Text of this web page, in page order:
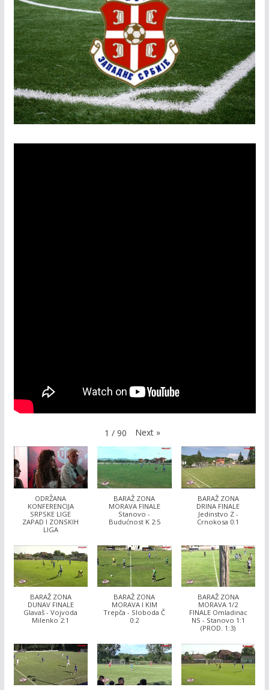
1 / 90 Next »
ODRŽANA
KONFERENCIJA
SRPSKE LIGE
ZAPAD I ZONSKIH
LIGA
BARAŽ ZONA
MORAVA FINALE
Stanovo -
Budućnost K 2:5
BARAŽ ZONA
DRINA FINALE
Jedinstvo Z -
Crnokosa 0:1
BARAŽ ZONA
DUNAV FINALE
Glavaš - Vojvoda
Milenko 2:1
BARAŽ ZONA
MORAVA I KIM
Trepča - Sloboda Č
0:2
BARAŽ ZONA
MORAVA 1/2
FINALE Omladinac
NS - Stanovo 1:1
(PROD. 1:3)